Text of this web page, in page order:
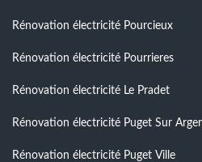
Rénovation électricité Pourcieux
Rénovation électricité Pourrieres
Rénovation électricité Le Pradet
Rénovation électricité Puget Sur
Rénovation électricité Puget Ville